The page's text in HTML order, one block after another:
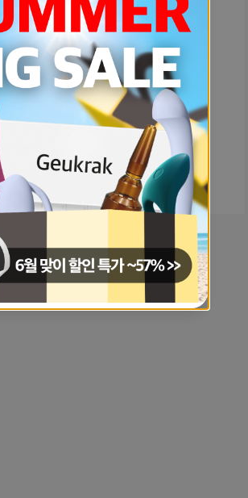
예상치 못한 에러입니다.